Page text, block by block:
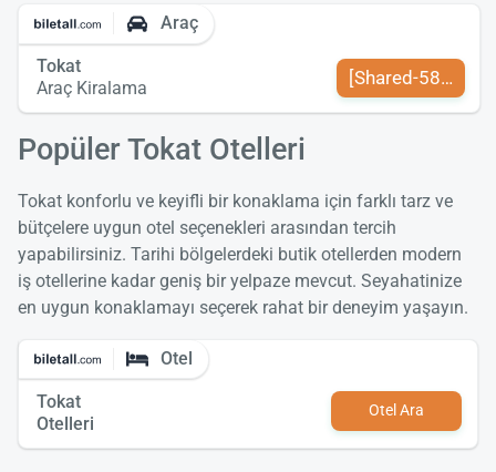
Araç
Tokat
Araç Kiralama
[Shared-589-tr-
Popüler Tokat Otelleri
Tokat konforlu ve keyifli bir konaklama için farklı tarz ve
bütçelere uygun otel seçenekleri arasından tercih
yapabilirsiniz. Tarihi bölgelerdeki butik otellerden modern
iş otellerine kadar geniş bir yelpaze mevcut. Seyahatinize
en uygun konaklamayı seçerek rahat bir deneyim yaşayın.
Otel
Tokat
Otelleri
Otel Ara